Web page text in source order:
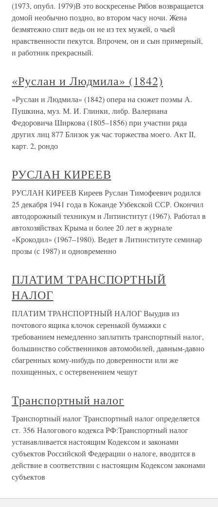
(1973, опубл. 1979)В это воскресенье Рябов возвращается
домой необычно поздно, во втором часу ночи. Жена
безмятежно спит ведь он не из тех мужей, о чьей
нравственности пекутся. Впрочем, он и сын примерный,
и работник прекрасный.
«Руслан и Людмила» (1842)
«Руслан и Людмила» (1842) опера на сюжет поэмы А.
Пушкина, муз. М. И. Глинки, либр. Валериана
Федоровича Ширкова (1805–1856) при участии ряда
других лиц 877 Близок уж час торжества моего. Акт II,
карт. 2, рондо
РУСЛАН КИРЕЕВ
РУСЛАН КИРЕЕВ Киреев Руслан Тимофеевич родился
25 декабря 1941 года в Коканде Узбекской ССР. Окончил
автодорожный техникум и Литинститут (1967). Работал в
автохозяйствах Крыма и более 20 лет в журнале
«Крокодил» (1967–1980). Ведет в Литинституте семинар
прозы (с 1987) и одновременно
ПЛАТИМ ТРАНСПОРТНЫЙ
НАЛОГ
ПЛАТИМ ТРАНСПОРТНЫЙ НАЛОГ Выудив из
почтового ящика клочок серенькой бумажки с
требованием немедленно заплатить транспортный налог,
большинство собственников автомобилей, давным-давно
сбагренных кому-нибудь по доверенности или же
похищенных, с остервенением чешут
Транспортный налог
Транспортный налог Транспортный налог определяется
ст. 356 Налогового кодекса РФ:Транспортный налог
устанавливается настоящим Кодексом и законами
субъектов Российской Федерации о налоге, вводится в
действие в соответствии с настоящим Кодексом законами
субъектов